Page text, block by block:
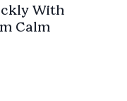
With
Calm